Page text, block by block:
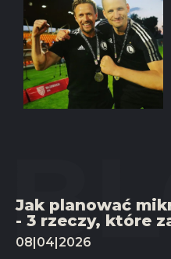
Jak planować
- 3 rzeczy, które
08|04|2026